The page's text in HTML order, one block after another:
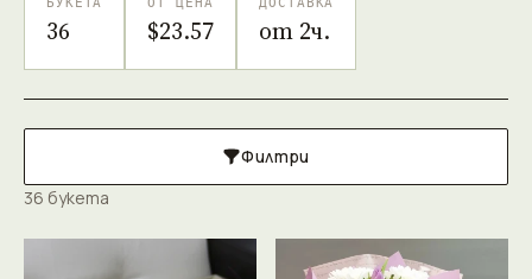
36 $23.57 от 2ч.
Филтри
36 букета